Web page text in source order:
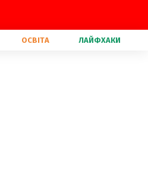
ОСВІТА ЛАЙФХАКИ